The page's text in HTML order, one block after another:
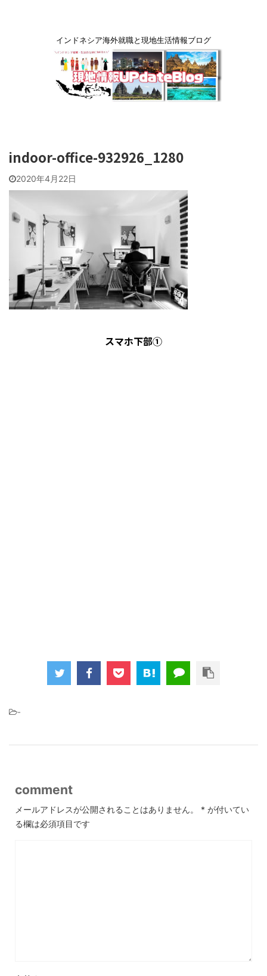
インドネシア海外就職と現地生活情報ブログ
indoor-office-932926_1280
2020年4月22日
スマホ下部①
-
comment
メールアドレスが公開されることはありません。 * が付いてい
る欄は必須項目です